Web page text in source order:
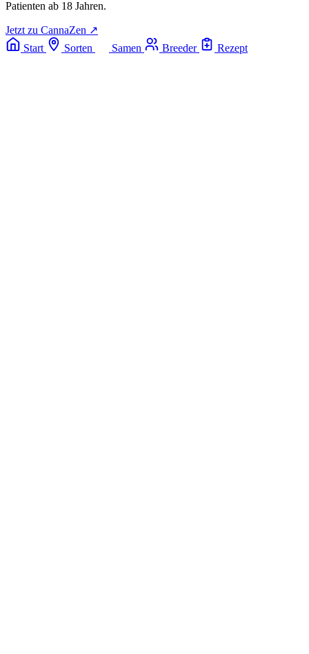
Patienten ab 18 Jahren.
Jetzt zu CannaZen ↗
Start
Sorten Samen Breeder Rezept